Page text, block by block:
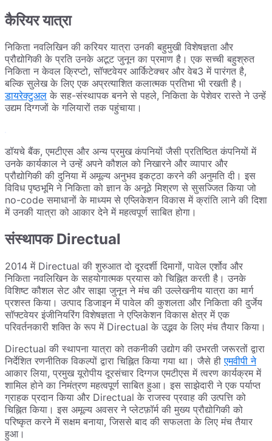
कैरियर यात्रा
निकिता नवलिखिन की करियर यात्रा उनकी बहुमुखी विशेषज्ञता और
प्रौद्योगिकी के प्रति उनके अटूट जुनून का प्रमाण है। एक सच्ची बहुश्रुत
निकिता न केवल क्रिप्टो, सॉफ्टवेयर आर्किटेक्चर और वेब3 में पारंगत है,
बल्कि सुलेख के लिए एक अप्रत्याशित कलात्मक प्रतिभा भी रखती है।
डायरेक्टुअल के सह-संस्थापक बनने से पहले, निकिता के पेशेवर रास्ते ने उन्हें
उद्यम दिग्गजों के गलियारों तक पहुंचाया।
डॉयचे बैंक, एमटीएस और अन्य प्रमुख कंपनियों जैसी प्रतिष्ठित कंपनियों में
उनके कार्यकाल ने उन्हें अपने कौशल को निखारने और व्यापार और
प्रौद्योगिकी की दुनिया में अमूल्य अनुभव इकट्ठा करने की अनुमति दी। इस
विविध पृष्ठभूमि ने निकिता को ज्ञान के अनूठे मिश्रण से सुसज्जित किया जो
no-code समाधानों के माध्यम से एप्लिकेशन विकास में क्रांति लाने की दिशा
में उनकी यात्रा को आकार देने में महत्वपूर्ण साबित होगा।
संस्थापक Directual
2014 में Directual की शुरुआत दो दूरदर्शी दिमागों, पावेल एर्शोव और
निकिता नवलिखिन के सहयोगात्मक प्रयास को चिह्नित करती है। उनके
विशिष्ट कौशल सेट और साझा जुनून ने मंच की उल्लेखनीय यात्रा का मार्ग
प्रशस्त किया। उत्पाद डिजाइन में पावेल की कुशलता और निकिता की दुर्जेय
सॉफ्टवेयर इंजीनियरिंग विशेषज्ञता ने एप्लिकेशन विकास क्षेत्र में एक
परिवर्तनकारी शक्ति के रूप में Directual के उद्भव के लिए मंच तैयार किया।
Directual की स्थापना यात्रा को तकनीकी उद्योग की उभरती जरूरतों द्वारा
निर्देशित रणनीतिक विकल्पों द्वारा चिह्नित किया गया था। जैसे हीएमवीपी ने
आकार लिया, प्रमुख यूरोपीय दूरसंचार दिग्गज एमटीएस में त्वरण कार्यक्रम में
शामिल होने का निमंत्रण महत्वपूर्ण साबित हुआ। इस साझेदारी ने एक पर्याप्त
ग्राहक प्रदान किया और Directual के राजस्व प्रवाह की उत्पत्ति को
चिह्नित किया। इस अमूल्य अवसर ने प्लेटफ़ॉर्म की मुख्य प्रौद्योगिकी को
परिष्कृत करने में सक्षम बनाया, जिससे बाद की सफलता के लिए मंच तैयार
हुआ।